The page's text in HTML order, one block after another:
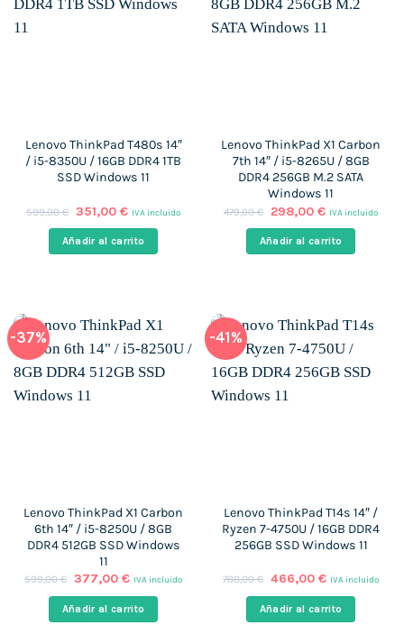
Lenovo ThinkPad T480s 14″
/ i5-8350U / 16GB DDR4 1TB
SSD Windows 11
599,00€ El
original
era:
351,00 €El
actual
es:
IVA incluido
Añadir al carrito
Lenovo ThinkPad X1 Carbon
7th 14″ / i5-8265U / 8GB
DDR4 256GB M.2 SATA
Windows 11
479,00€
El
original
era:
298,00 €El
actual
es:
IVA incluido
Añadir al carrito
-37%
Lenovo ThinkPad X1 Carbon
6th 14″ / i5-8250U / 8GB
DDR4 512GB SSD Windows
11
599,00€ El
original
era:
377,00 €El
actual
es:
IVA incluido
Añadir al carrito
-41%
Lenovo ThinkPad T14s 14″ /
Ryzen 7-4750U / 16GB DDR4
256GB SSD Windows 11
788,00€ El
original
era:
466,00 €El
actual
es:
IVA incluido
Añadir al carrito